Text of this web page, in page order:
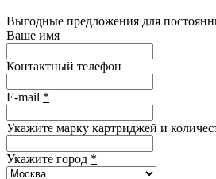
Выгодные предложения для
Ваше имя
Контактный телефон
E-mail *
Укажите марку картриджей и
Укажите город *